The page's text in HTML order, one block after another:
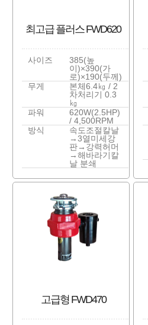
최고급 플러스 FWD620
사이즈
385(높
이)×390(가
로)×190(두께)
무게
본체6.4㎏ / 2
차처리기 0.3
㎏
파워
620W(2.5HP)
/ 4,500RPM
방식
속도조절칼날
→3열미세강
판→강력허머
→해바라기칼
날 분쇄
고급형 FWD470